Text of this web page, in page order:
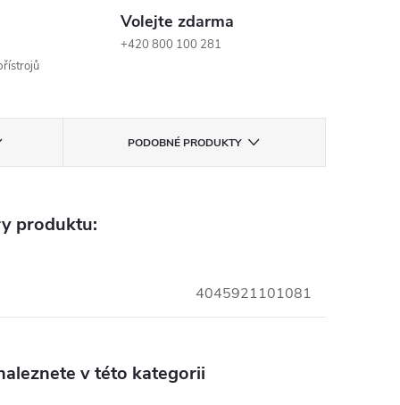
Volejte zdarma
+420 800 100 281
PODOBNÉ PRODUKTY
produktu:
4045921101081
v této kategorii